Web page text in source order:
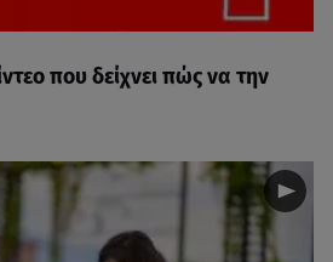
που δείχνει πώς να την